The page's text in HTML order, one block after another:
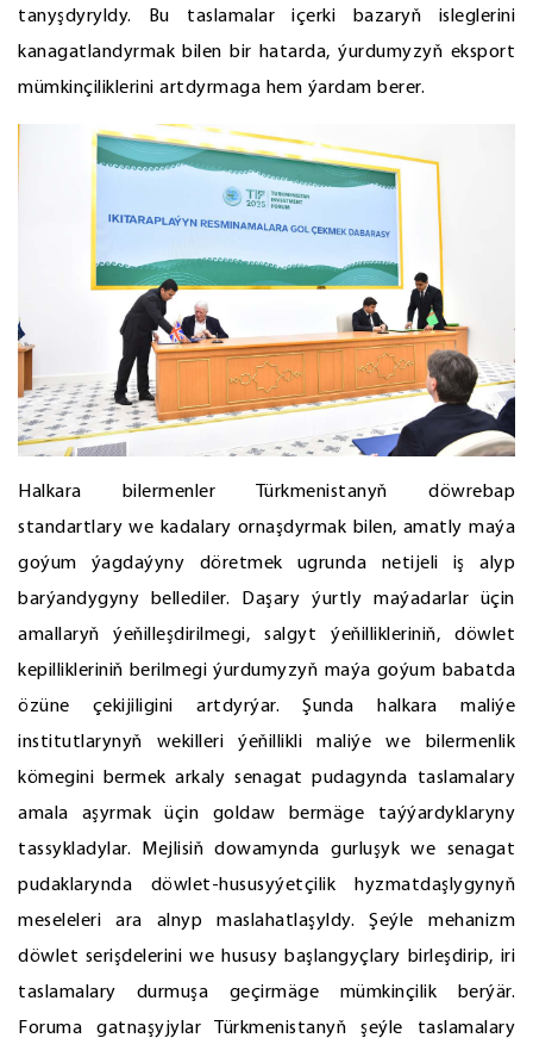
tanyşdyryldy. Bu taslamalar içerki bazaryň isleglerini
kanagatlandyrmak bilen bir hatarda, ýurdumyzyň eksport
mümkinçiliklerini artdyrmaga hem ýardam berer.
Halkara bilermenler Türkmenistanyň döwrebap
standartlary we kadalary ornaşdyrmak bilen, amatly maýa
goýum ýagdaýyny döretmek ugrunda netijeli iş alyp
barýandygyny bellediler. Daşary ýurtly maýadarlar üçin
amallaryň ýeňilleşdirilmegi, salgyt ýeňillikleriniň, döwlet
kepillikleriniň berilmegi ýurdumyzyň maýa goýum babatda
özüne çekijiligini artdyrýar. Şunda halkara maliýe
institutlarynyň wekilleri ýeňillikli maliýe we bilermenlik
kömegini bermek arkaly senagat pudagynda taslamalary
amala aşyrmak üçin goldaw bermäge taýýardyklaryny
tassykladylar. Mejlisiň dowamynda gurluşyk we senagat
pudaklarynda döwlet-hususyýetçilik hyzmatdaşlygynyň
meseleleri ara alnyp maslahatlaşyldy. Şeýle mehanizm
döwlet serişdelerini we hususy başlangyçlary birleşdirip, iri
taslamalary durmuşa geçirmäge mümkinçilik berýär.
Foruma gatnaşyjylar Türkmenistanyň şeýle taslamalary